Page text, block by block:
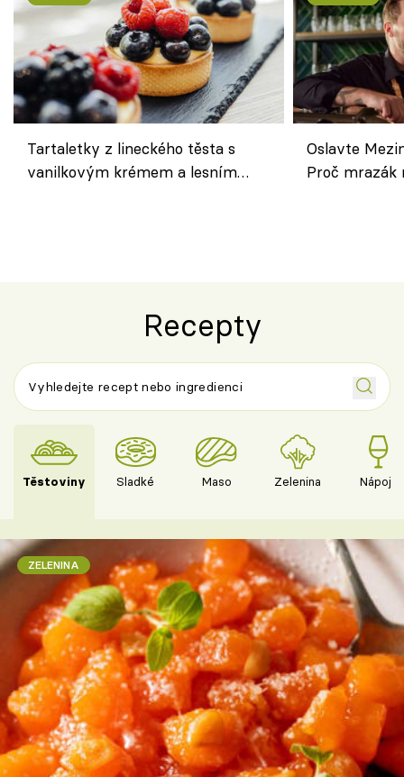
Tartaletky z lineckého těsta s
vanilkovým krémem a lesním
Oslavte
Proč
Recepty
Těstoviny Sladké Maso Zelenina Nápoje
ZELENINA